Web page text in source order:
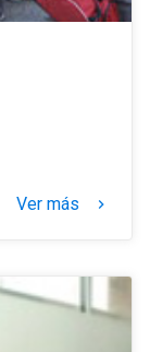
Ver más keyboard_arrow_right